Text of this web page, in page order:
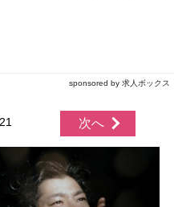
sponsored by 求人ボックス
次へ